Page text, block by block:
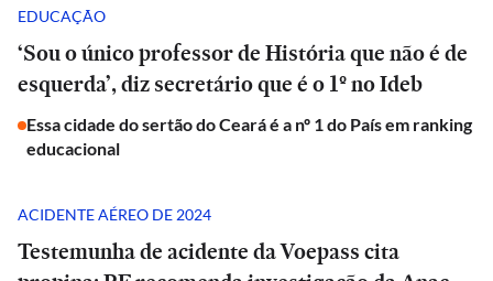
EDUCAÇÃO
‘Sou o único professor de História que não é de
esquerda’, diz secretário que é o 1º no Ideb
Essa cidade do sertão do Ceará é a nº 1 do País em ranking
educacional
ACIDENTE AÉREO DE 2024
Testemunha de acidente da Voepass cita